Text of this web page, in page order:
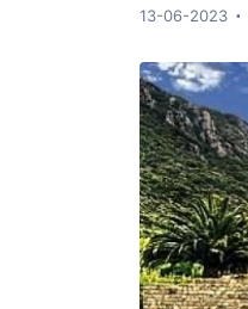
13-06-2023